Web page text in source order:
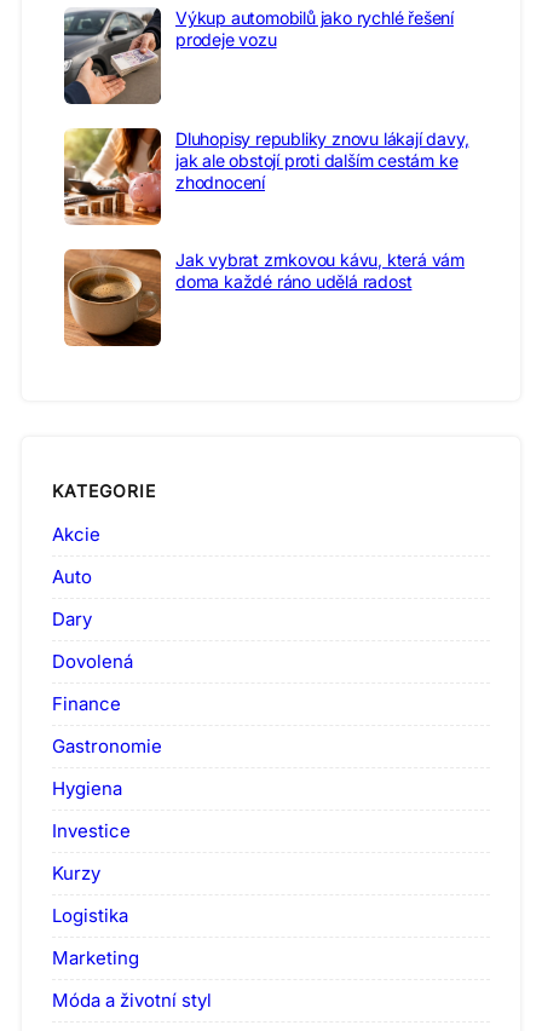
Výkup automobilů jako rychlé řešení
prodeje vozu
Dluhopisy republiky znovu lákají davy,
jak ale obstojí proti dalším cestám ke
zhodnocení
Jak vybrat zrnkovou kávu, která vám
doma každé ráno udělá radost
KATEGORIE
Akcie
Auto
Dary
Dovolená
Finance
Gastronomie
Hygiena
Investice
Kurzy
Logistika
Marketing
Móda a životní styl